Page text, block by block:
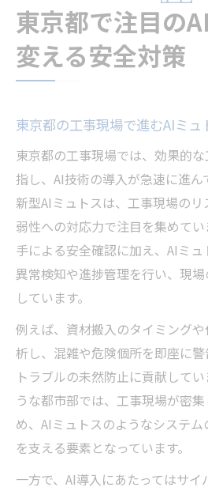
東京都で注目の
変える安全対策
東京都の工事現場で進むAIミ
東京都の工事現場では、効果的
指し、AI技術の導入が急速に進ん
新型AIミュトスは、工事現場の
弱性への対応力で注目を集めて
手による安全確認に加え、AIミ
異常検知や進捗管理を行い、現
しています。
例えば、資材搬入のタイミング
析し、混雑や危険個所を即座に
トラブルの未然防止に貢献して
うな都市部では、工事現場が密
め、AIミュトスのようなシステ
を支える要素となっています。
一方で、AI導入にあたってはサ